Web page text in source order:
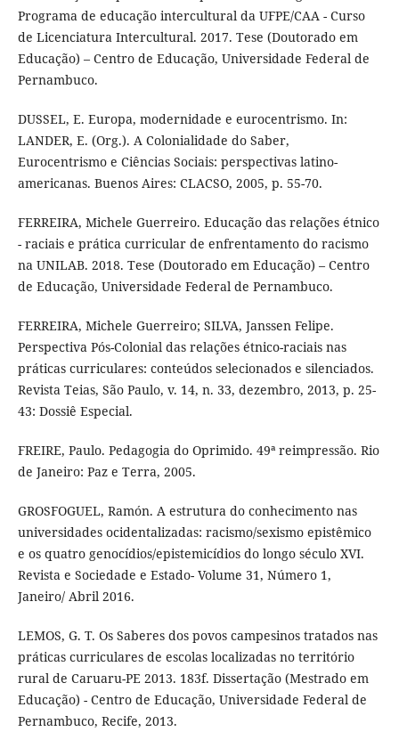
Programa de educação intercultural da UFPE/CAA - Curso
de Licenciatura Intercultural. 2017. Tese (Doutorado em
Educação) – Centro de Educação, Universidade Federal de
Pernambuco.
DUSSEL, E. Europa, modernidade e eurocentrismo. In:
LANDER, E. (Org.). A Colonialidade do Saber,
Eurocentrismo e Ciências Sociais: perspectivas latino-
americanas. Buenos Aires: CLACSO, 2005, p. 55-70.
FERREIRA, Michele Guerreiro. Educação das relações étnico
- raciais e prática curricular de enfrentamento do racismo
na UNILAB. 2018. Tese (Doutorado em Educação) – Centro
de Educação, Universidade Federal de Pernambuco.
FERREIRA, Michele Guerreiro; SILVA, Janssen Felipe.
Perspectiva Pós-Colonial das relações étnico-raciais nas
práticas curriculares: conteúdos selecionados e silenciados.
Revista Teias, São Paulo, v. 14, n. 33, dezembro, 2013, p. 25-
43: Dossiê Especial.
FREIRE, Paulo. Pedagogia do Oprimido. 49ª reimpressão. Rio
de Janeiro: Paz e Terra, 2005.
GROSFOGUEL, Ramón. A estrutura do conhecimento nas
universidades ocidentalizadas: racismo/sexismo epistêmico
e os quatro genocídios/epistemicídios do longo século XVI.
Revista e Sociedade e Estado- Volume 31, Número 1,
Janeiro/ Abril 2016.
LEMOS, G. T. Os Saberes dos povos campesinos tratados nas
práticas curriculares de escolas localizadas no território
rural de Caruaru-PE 2013. 183f. Dissertação (Mestrado em
Educação) - Centro de Educação, Universidade Federal de
Pernambuco, Recife, 2013.